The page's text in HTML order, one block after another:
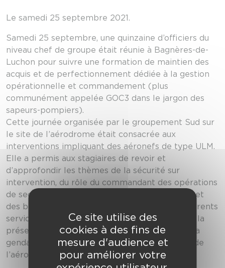
Le samedi 25 septembre 2021.
Samedi 25 septembre, une quinzaine d’officiers du
niveau chef de groupe était réunie à Bagnères-de-
Luchon pour suivre une formation de maintien des
acquis et de perfectionnement dédiée à la gestion
opérationnelle et commandement (plus
communément appelée GOC3 dans le jargon des
sapeurs-pompiers).
Cette journée organisée par le groupement Sud sur
le site de l’aérodrome était consacrée aux
interventions impliquant des aéronefs de type ULM.
Elle a permis aux stagiaires de revoir et
d’approfondir les thèmes de la sécurité sur
intervention, du rôle du commandant des opérations
de secours, de l’apport stratégique des drones et
des bonnes relations à entretenir avec les différents
services pour mener à bien leurs missions, d’où la
présence très appréciée de représentants de la
gendarmerie du transport aérien de Tarbes et de
l’aéroclub de Luchon.
Ce site utilise des
cookies à des fins de
mesure d'audience et
pour améliorer votre